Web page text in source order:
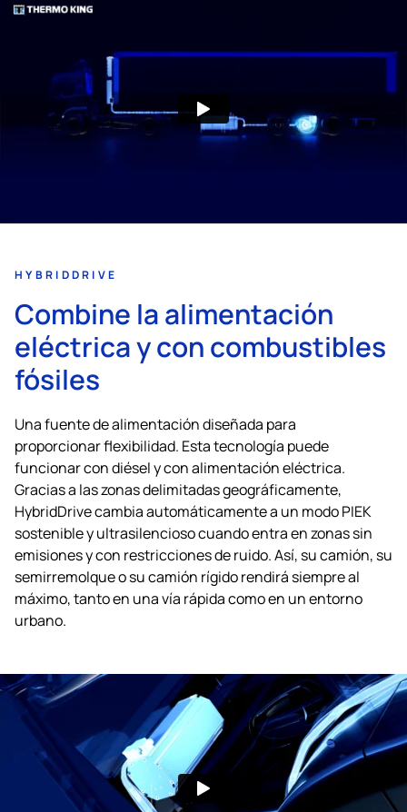
HYBRIDDRIVE
Combine la alimentación
eléctrica y con combustibles
fósiles
Una fuente de alimentación diseñada para
proporcionar flexibilidad. Esta tecnología puede
funcionar con diésel y con alimentación eléctrica.
Gracias a las zonas delimitadas geográficamente,
HybridDrive cambia automáticamente a un modo PIEK
sostenible y ultrasilencioso cuando entra en zonas sin
emisiones y con restricciones de ruido. Así, su camión, su
semirremolque o su camión rígido rendirá siempre al
máximo, tanto en una vía rápida como en un entorno
urbano.